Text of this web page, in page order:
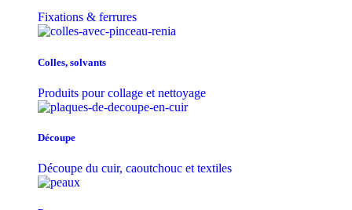
Fixations & ferrures
Colles, solvants
Produits pour collage et nettoyage
Découpe
Découpe du cuir, caoutchouc et textiles